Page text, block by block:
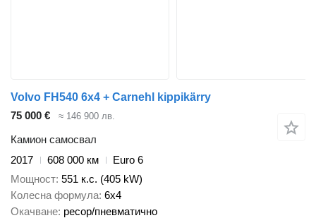
Volvo FH540 6x4 + Carnehl kippikärry
75 000 €
≈ 146 900 лв.
Камион самосвал
2017
608 000 км
Euro 6
Мощност 551 к.с. (405 kW)
Колесна формула 6x4
Окачване ресор/пневматично